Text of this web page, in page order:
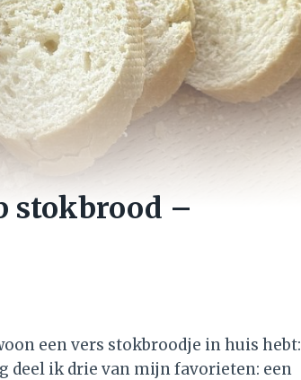
stokbrood –
een vers stokbroodje in huis hebt:
deel ik drie van mijn favorieten: een